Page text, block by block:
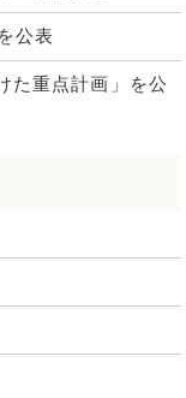
公表
た重点計画」を公